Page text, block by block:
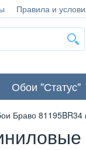
Правила и
Обои "Статус"
Браво 81195BR34